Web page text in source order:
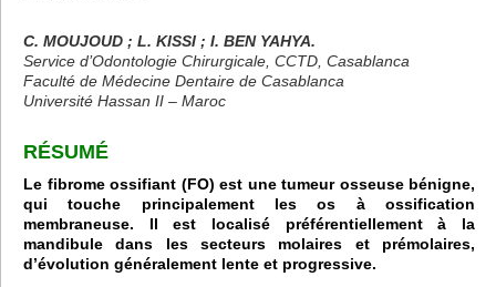
C. MOUJOUD ; L. KISSI ; I. BEN YAHYA.
Service d’Odontologie Chirurgicale, CCTD, Casablanca
Faculté de Médecine Dentaire de Casablanca
Université Hassan II – Maroc
RÉSUMÉ
Le fibrome ossifiant (FO) est une tumeur osseuse bénigne,
qui touche principalement les os à ossification
membraneuse. Il est localisé préférentiellement à la
mandibule dans les secteurs molaires et prémolaires,
d’évolution généralement lente et progressive.